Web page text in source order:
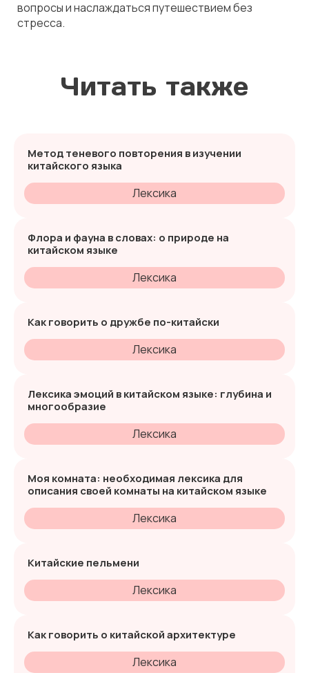
вопросы и наслаждаться путешествием без
стресса.
Читать также
Метод теневого повторения в изучении
китайского языка
Лексика
Флора и фауна в словах: о природе на
китайском языке
Лексика
Как говорить о дружбе по-китайски
Лексика
Лексика эмоций в китайском языке: глубина и
многообразие
Лексика
Моя комната: необходимая лексика для
описания своей комнаты на китайском языке
Лексика
Китайские пельмени
Лексика
Как говорить о китайской архитектуре
Лексика